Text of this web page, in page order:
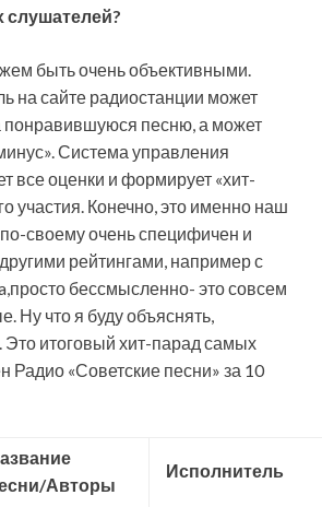
быть очень объективными.
на сайте радиостанции может
понравившуюся песню, а может
Система управления
все оценки и формирует «хит-
участия. Конечно, это именно наш
по-своему очень специфичен и
рейтингами, например с
бессмысленно- это совсем
Ну что я буду объяснять,
Это итоговый хит-парад самых
Радио «Советские песни» за 10
/Авторы
Исполнитель